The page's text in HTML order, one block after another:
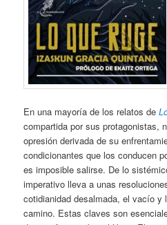
En una mayoría de los relatos de
compartida por sus protagonistas,
opresión derivada de su
condicionantes que los conducen
es imposible salirse. De lo
imperativo lleva a unas
cotidianidad desalmada, el vacío y
camino. Estas claves son